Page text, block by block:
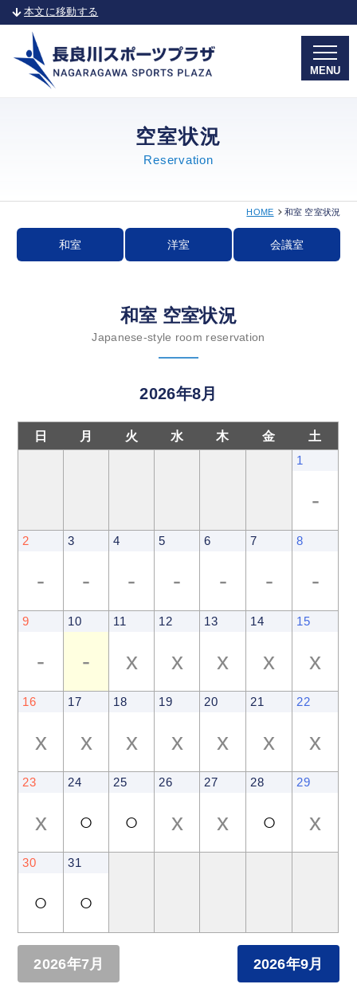
本文に移動する
空室状況
Reservation
HOME 和室 空室状況
和室 洋室 会議室
和室 空室状況
Japanese-style room reservation
2026年8月
日 月 火 水 木 金 土
1
-
2
-
3
-
4
-
5
-
6
-
7
-
8
-
9
-
10
-
11
x
12
x
13
x
14
x
15
x
16
x
17
x
18
x
19
x
20
x
21
x
22
x
23
x
24
○
25
○
26
x
27
x
28
○
29
x
30
○
31
○
2026年7月 2026年9月
MENU